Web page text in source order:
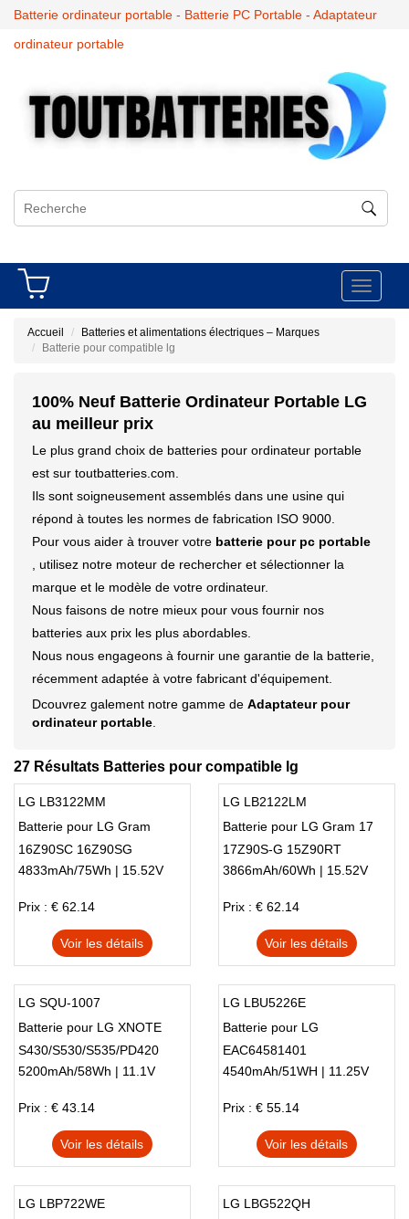
Batterie ordinateur portable - Batterie PC Portable - Adaptateur
ordinateur portable
Toggle
Accueil
Batteries et alimentations électriques – Marques
Batterie pour compatible lg
100% Neuf Batterie Ordinateur Portable LG
au meilleur prix
Le plus grand choix de batteries pour ordinateur portable
est sur toutbatteries.com.
Ils sont soigneusement assemblés dans une usine qui
répond à toutes les normes de fabrication ISO 9000.
Pour vous aider à trouver votre batterie pour pc portable
, utilisez notre moteur de rechercher et sélectionner la
marque et le modèle de votre ordinateur.
Nous faisons de notre mieux pour vous fournir nos
batteries aux prix les plus abordables.
Nous nous engageons à fournir une garantie de la batterie,
récemment adaptée à votre fabricant d'équipement.
Dcouvrez galement notre gamme de Adaptateur pour
ordinateur portable
27 Résultats Batteries pour compatible lg
LG LB3122MM
Batterie pour LG Gram
16Z90SC 16Z90SG
16Z90SH 16Z90SM
4833mAh/75Wh | 15.52V
Prix : € 62.14
Voir les détails
LG LB2122LM
Batterie pour LG Gram 17
17Z90S-G 15Z90RT
3866mAh/60Wh | 15.52V
Prix : € 62.14
Voir les détails
LG SQU-1007
Batterie pour LG XNOTE
S430/S530/S535/PD420
5200mAh/58Wh | 11.1V
Prix : € 43.14
Voir les détails
LG LBU5226E
Batterie pour LG
EAC64581401
199020020062
4540mAh/51WH | 11.25V
Prix : € 55.14
Voir les détails
LG LBP722WE
LG LBG522QH